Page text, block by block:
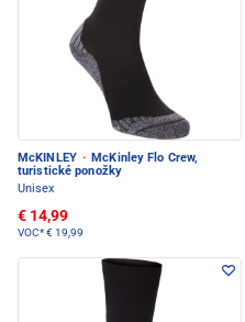
McKINLEY · McKinley Flo Crew,
turistické ponožky
Unisex
€ 14,99
VOC*€ 19,99